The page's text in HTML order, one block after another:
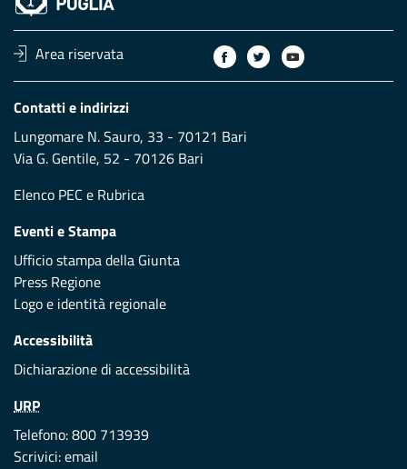
Area riservata
Contatti e indirizzi
Lungomare N. Sauro, 33 - 70121 Bari
Via G. Gentile, 52 - 70126 Bari
Elenco PEC e Rubrica
Eventi e Stampa
Ufficio stampa della Giunta
Press Regione
Logo e identità regionale
Accessibilità
Dichiarazione di accessibilità
URP
Telefono: 800 713939
Scrivici:email